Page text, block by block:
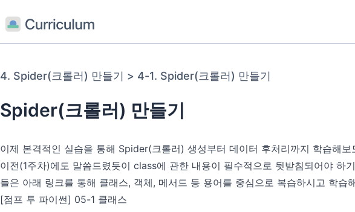
4. Spider(크롤러) 만들기 > 4-1. Spider(크롤러) 만들기
Spider(크롤러) 만들기
이제 본격적인 실습을 통해 Spider(크롤러) 생성부터 데이터 후처리까지 학습해보
이전(1주차)에도 말씀드렸듯이 class에 관한 내용이 필수적으로 뒷받침되어야 하
들은 아래 링크를 통해 클래스, 객체, 메서드 등 용어를 중심으로 복습하시고 학습
[점프 투 파이썬] 05-1 클래스